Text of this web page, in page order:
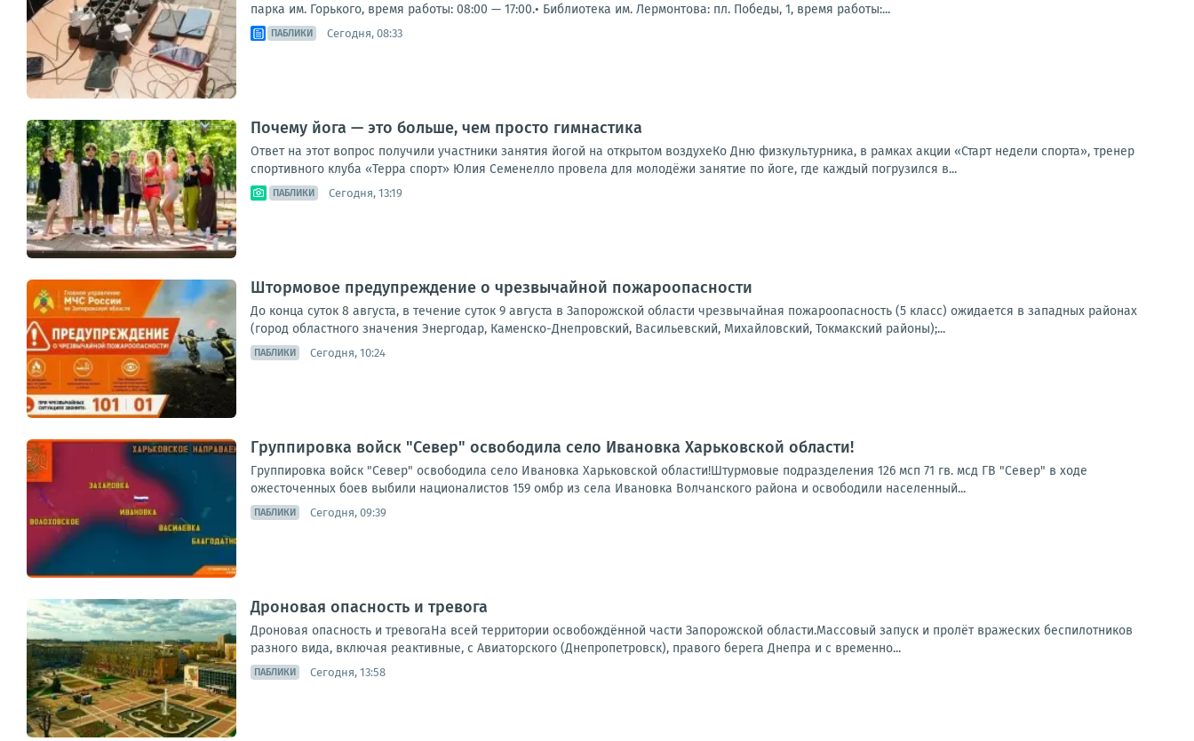
парка им. Горького, время работы: 08:00 — 17:00.• Библиотека им. Лермонтова: пл. Победы, 1, время работы:...
ПАБЛИКИ Сегодня, 08:33
Почему йога — это больше, чем просто гимнастика
Ответ на этот вопрос получили участники занятия йогой на открытом воздухеКо Дню физкультурника, в рамках акции «Старт недели спорта», тренер
спортивного клуба «Терра спорт» Юлия Семенелло провела для молодёжи занятие по йоге, где каждый погрузился в...
ПАБЛИКИ Сегодня, 13:19
Штормовое предупреждение о чрезвычайной пожароопасности
До конца суток 8 августа, в течение суток 9 августа в Запорожской области чрезвычайная пожароопасность (5 класс) ожидается в западных районах
(город областного значения Энергодар, Каменско-Днепровский, Васильевский, Михайловский, Токмакский районы);...
ПАБЛИКИ Сегодня, 10:24
Группировка войск "Север" освободила село Ивановка Харьковской области!
Группировка войск "Север" освободила село Ивановка Харьковской области!Штурмовые подразделения 126 мсп 71 гв. мсд ГВ "Север" в ходе
ожесточенных боев выбили националистов 159 омбр из села Ивановка Волчанского района и освободили населенный...
ПАБЛИКИ Сегодня, 09:39
Дроновая опасность и тревога
Дроновая опасность и тревогаНа всей территории освобождённой части Запорожской области.Массовый запуск и пролёт вражеских беспилотников
разного вида, включая реактивные, с Авиаторского (Днепропетровск), правого берега Днепра и с временно...
ПАБЛИКИ Сегодня, 13:58